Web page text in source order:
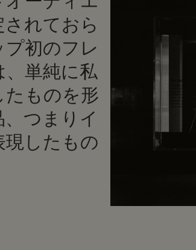
れておら
初のフレ
単純に私
たものを形
つまりイ
現したもの